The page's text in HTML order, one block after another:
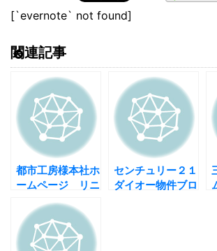
[`evernote` not found]
関連記事
都市工房様本社ホ
ームページ リニ
ン！
【WordPress 建
築業サイト】
センチュリー２１
ダイオー物件ブロ